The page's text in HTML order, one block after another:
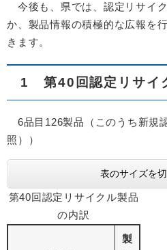
今後も、県では、認定リサイ
か、製品情報の積極的な広報を
きます。
1 第40回認定リサイ
6品目126製品（このうち新規
照））
表のサイズを
第40回認定リサイクル製品
の内訳
製